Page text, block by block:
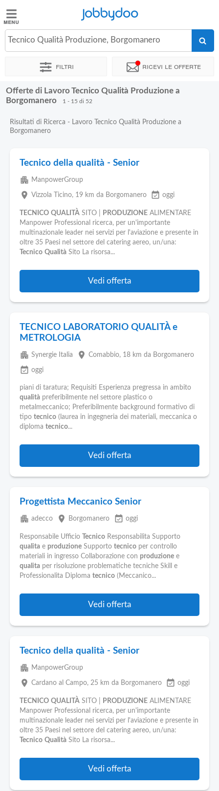
Jobbydoo
Offerte
Stipendi
Elenco
professioni
Blog
Pubblica
Offerte
Aziende
Jobbydoo
Tecnico Qualità Produzione, Borgomanero
Filtri Ricevi le offerte
Offerte di Lavoro Tecnico Qualità Produzione a
Borgomanero
1 - 15 di 52
Risultati di Ricerca - Lavoro Tecnico Qualità Produzione a
Borgomanero
Tecnico della qualità - Senior
apartment ManpowerGroup
place Vizzola Ticino, 19 km da Borgomanero event_available oggi
TECNICO QUALITÀ SITO | PRODUZIONE ALIMENTARE
Manpower Professional ricerca, per un'importante
multinazionale leader nei servizi per l'aviazione e presente in
oltre 35 Paesi nel settore del catering aereo, un/una:
Tecnico Qualità Sito La risorsa...
Vedi offerta
TECNICO LABORATORIO QUALITÀ e
METROLOGIA
apartment Synergie Italia place Comabbio, 18 km da Borgomanero
event_available oggi
piani di taratura; Requisiti Esperienza pregressa in ambito
qualità preferibilmente nel settore plastico o
metalmeccanico; Preferibilmente background formativo di
tipo tecnico (laurea in ingegneria dei materiali, meccanica o
diploma tecnico...
Vedi offerta
Progettista Meccanico Senior
apartment adecco place Borgomanero event_available oggi
Responsabile Ufficio Tecnico Responsabilita Supporto
qualita e produzione Supporto tecnico per controllo
materiali in ingresso Collaborazione con produzione e
qualita per risoluzione problematiche tecniche Skill e
Professionalita Diploma tecnico (Meccanico...
Vedi offerta
Tecnico della qualità - Senior
apartment ManpowerGroup
place Cardano al Campo, 25 km da Borgomanero event_available oggi
TECNICO QUALITÀ SITO | PRODUZIONE ALIMENTARE
Manpower Professional ricerca, per un'importante
multinazionale leader nei servizi per l'aviazione e presente in
oltre 35 Paesi nel settore del catering aereo, un/una:
Tecnico Qualità Sito La risorsa...
Vedi offerta